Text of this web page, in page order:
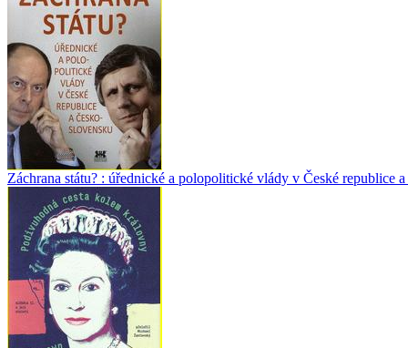
Záchrana státu? : úřednické a polopolitické vlády v České republice